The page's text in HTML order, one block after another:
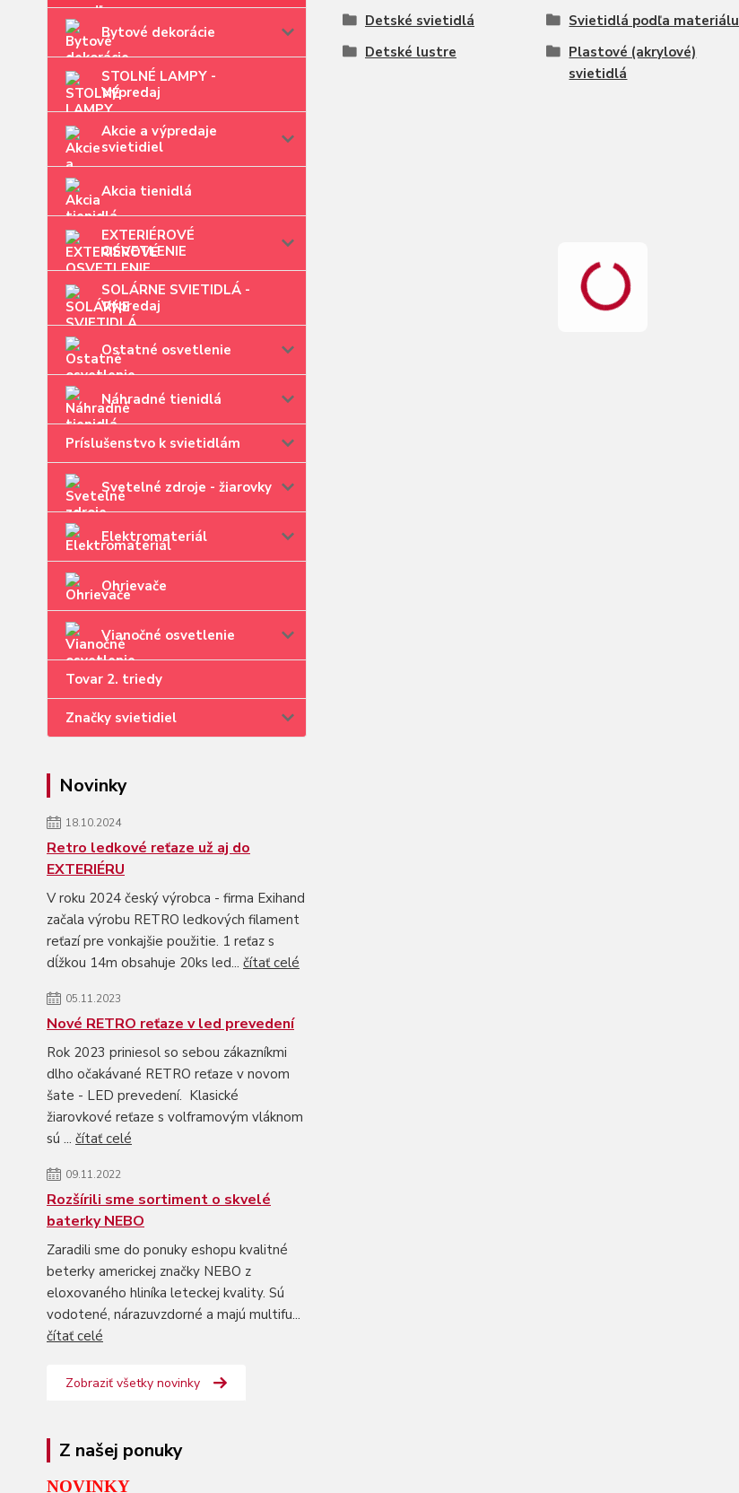
Bytové dekorácie
STOLNÉ LAMPY -
Výpredaj
Akcie a výpredaje
svietidiel
Akcia tienidlá
EXTERIÉROVÉ
OSVETLENIE
SOLÁRNE SVIETIDLÁ -
Výpredaj
Ostatné osvetlenie
Náhradné tienidlá
Príslušenstvo k svietidlám
Svetelné zdroje - žiarovky
Elektromateriál
Ohrievače
Vianočné osvetlenie
Tovar 2. triedy
Značky svietidiel
Novinky
18.10.2024
Retro ledkové reťaze už aj do
EXTERIÉRU
V roku 2024 český výrobca - firma Exihand
začala výrobu RETRO ledkových filament
reťazí pre vonkajšie použitie. 1 reťaz s
dĺžkou 14m obsahuje 20ks led... čítať celé
05.11.2023
Nové RETRO reťaze v led prevedení
Rok 2023 priniesol so sebou zákazníkmi
dlho očakávané RETRO reťaze v novom
šate - LED prevedení. Klasické
žiarovkové reťaze s volframovým vláknom
sú ... čítať celé
09.11.2022
Rozšírili sme sortiment o skvelé
baterky NEBO
Zaradili sme do ponuky eshopu kvalitné
beterky americkej značky NEBO z
eloxovaného hliníka leteckej kvality. Sú
vodotené, nárazuvzdorné a majú multifu...
čítať celé
Zobraziť všetky novinky
Z našej ponuky
NOVINKY
Detské svietidlá
Svietidlá podľa materiálu
Detské lustre
Plastové (akrylové)
svietidlá